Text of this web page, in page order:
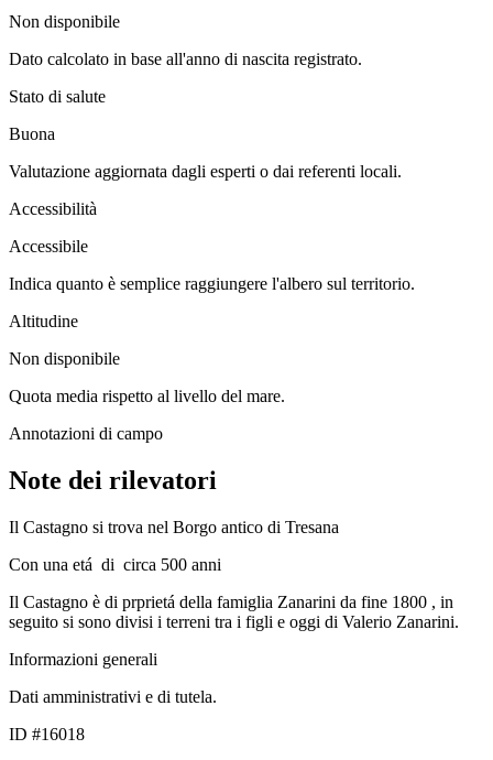
Non disponibile
Dato calcolato in base all'anno di nascita registrato.
Stato di salute
Buona
Valutazione aggiornata dagli esperti o dai referenti locali.
Accessibilità
Accessibile
Indica quanto è semplice raggiungere l'albero sul territorio.
Altitudine
Non disponibile
Quota media rispetto al livello del mare.
Annotazioni di campo
Note dei rilevatori
Il Castagno si trova nel Borgo antico di Tresana
Con una etá di circa 500 anni
Il Castagno è di prprietá della famiglia Zanarini da fine 1800 , in
seguito si sono divisi i terreni tra i figli e oggi di Valerio Zanarini.
Informazioni generali
Dati amministrativi e di tutela.
ID #16018